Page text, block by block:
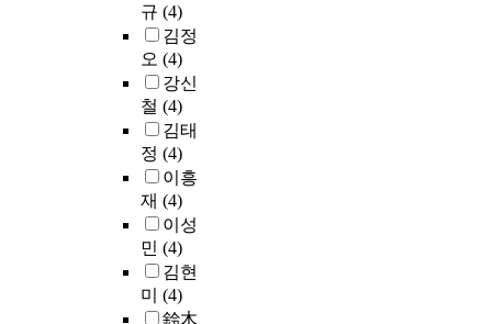
규 (4)
김정
오 (4)
강신
철 (4)
김태
정 (4)
이흥
재 (4)
이성
민 (4)
김현
미 (4)
鈴木